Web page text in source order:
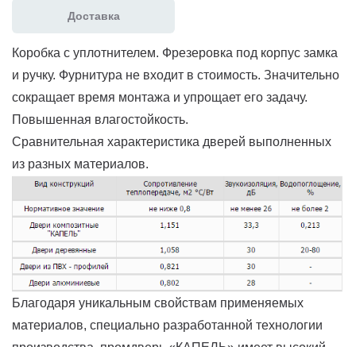
Доставка
Коробка с уплотнителем. Фрезеровка под корпус замка
и ручку. Фурнитура не входит в стоимость. Значительно
сокращает время монтажа и упрощает его задачу.
Повышенная влагостойкость.
Сравнительная характеристика дверей выполненных
из разных материалов.
Благодаря уникальным свойствам применяемых
материалов, специально разработанной технологии